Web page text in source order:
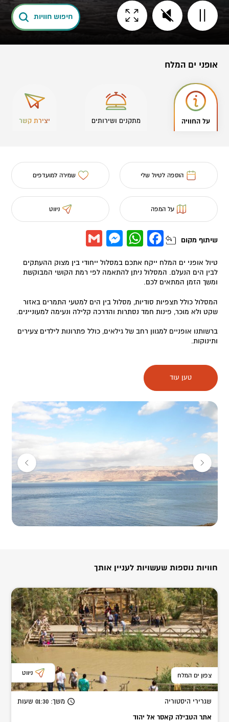
חיפוש חוויות
אופני ים המלח
על החוויה מתקנים ושירותים יצירת קשר
הוספה לטיול שלי שמירה למועדפים
על המפה ניווט
שיתוף מקום Facebook
WhatsApp
Messenger
טיול אופני ים המלח ייקח אתכם במסלול ייחודי בין מצוק ההעתקים
לבין הים הנעלם. המסלול ניתן להתאמה לפי רמת הקושי המבוקשת
ומשך הזמן המתאים לכם.
המסלול כולל תצפיות סודיות, מסלול בין הים למטעי התמרים באזור
שקט ולא מוכר, פינות חמד נסתרות והדרכה קלילה ונעימה למעוניינים.
ברשותנו אופניים למגוון רחב של גילאים, כולל פתרונות לילדים צעירים
ותינוקות.
נדירה אל נופי המלח הקסומים. יהלומי מלח, נטיפי מלח, שכבות מלח
בים ואפילו פניני מלח.
מוזמנים אלינו לרכיבת אופניים ייחודית כאן, במקום הנמוך ביותר
בעולם.
ניתן גם ללון בסטודיו מפנק בנקודת היציאה לטיול – מתאים לזוגות,
משפחות, ימי כיף והפקות.
טען עוד
חוויות נוספות שעשויות לעניין אותך
צפון ים המלח ניווט
שגרירי היסטוריה משך: 01:30 שעות
אתר הטבילה קאסר אל יהוד